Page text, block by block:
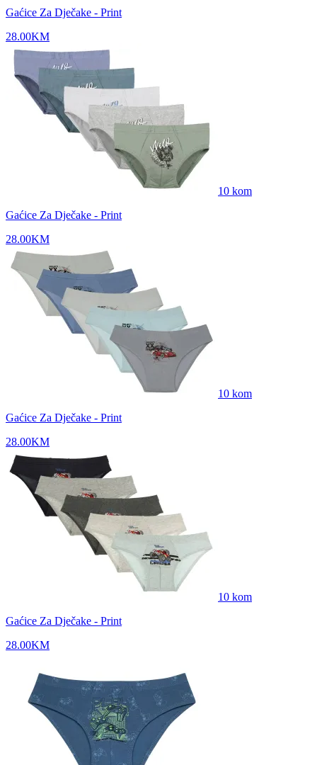
Gaćice Za Dječake - Print
28.00KM
10 kom
Gaćice Za Dječake - Print
28.00KM
10 kom
Gaćice Za Dječake - Print
28.00KM
10 kom
Gaćice Za Dječake - Print
28.00KM